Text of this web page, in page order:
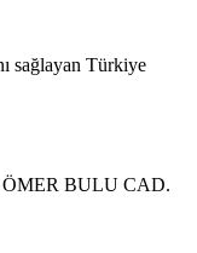
sağlayan Türkiye
BULU CAD.